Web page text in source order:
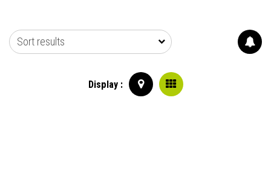
Sort results
Display :